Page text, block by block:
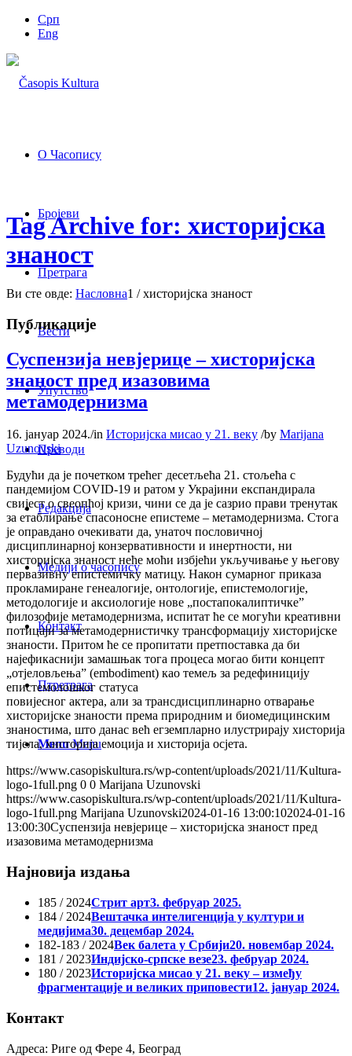
Срп
Eng
О Часопису
Бројеви
Претрага
Вести
Упутство
Преводи
Редакција
Медији о часопису
Контакт
Птретрага
Menu Menu
Tag Archive for: хисторијска
знаност
Ви сте овде: Насловна1 / хисторијска знаност
Публикације
Суспензија невјерице – хисторијска
знаност пред изазовима
метамодернизма
16. јануар 2024./in Историјска мисао у 21. веку /by Marijana
Uzunovski
Будући да је почетком трећег десетљећа 21. стољећа с
пандемијом COVID-19 и ратом у Украјини експандирала
свијест о свеопћој кризи, чини се да је сазрио прави тренутак
за етаблирање спасоносне епистеме – метамодернизма. Стога
је оправдано очекивати да, унаточ пословичној
дисциплинарној конзервативности и инертности, ни
хисторијска знаност неће моћи избјећи укључивање у његову
первазивну епистемичку матицу. Након сумарног приказа
прокламиране генеалогије, онтологије, епистемологије,
методологије и аксиологије нове „постапокалиптичке”
филозофије метамодернизма, испитат ће се могући креативни
потицаји за метамодернистичку трансформацију хисторијске
знаности. Притом ће се пропитати претпоставка да би
најефикаснији замашњак тога процеса могао бити концепт
„отјеловљења” (embodiment) као темељ за редефиницију
епистемолошког статуса
повијесног актера, али за трансдисциплинарно отварање
хисторијске знаности према природним и биомедицинским
знаностима, што данас већ егземпларно илустрирају хисторија
тијела, хисторија емоција и хисторија осјета.
https://www.casopiskultura.rs/wp-content/uploads/2021/11/Kultura-
logo-1full.png 0 0 Marijana Uzunovski
https://www.casopiskultura.rs/wp-content/uploads/2021/11/Kultura-
logo-1full.png Marijana Uzunovski2024-01-16 13:00:102024-01-16
13:00:30Суспензија невјерице – хисторијска знаност пред
изазовима метамодернизма
Најновија издања
185 / 2024Стрит арт3. фебруар 2025.
184 / 2024Вештачка интелигенција у култури и
медијима30. децембар 2024.
182-183 / 2024Век балета у Србији20. новембар 2024.
181 / 2023Индијско-српске везе23. фебруар 2024.
180 / 2023Историјска мисао у 21. веку – између
фрагментације и великих приповести12. јануар 2024.
Контакт
Адреса: Риге од Фере 4, Београд